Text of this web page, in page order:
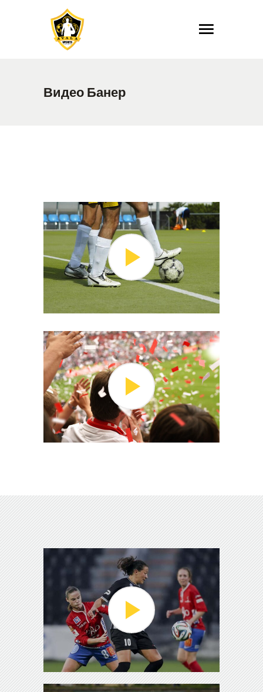
Видео Банер